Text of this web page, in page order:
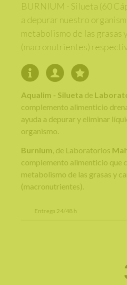
BURNIUM - Silueta (60
a depurar nuestro
metabolismo de las grasas
(macronutrientes)
Aqualim - Silueta de
complemento alimenticio
ayuda a depurar y eliminar
organismo.
Burnium , de Laboratorios
complemento alimenticio que
metabolismo de las grasas y
(macronutrientes).
Entrega 24/48 h